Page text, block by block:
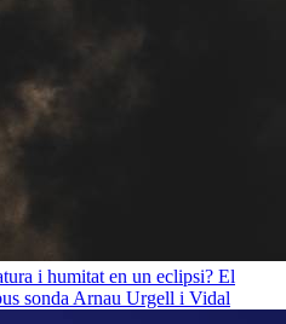
i humitat en un eclipsi? El
sonda Arnau Urgell i Vidal